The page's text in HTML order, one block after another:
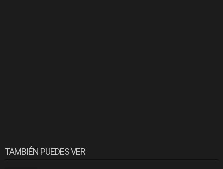
TAMBIÉN PUEDES VER